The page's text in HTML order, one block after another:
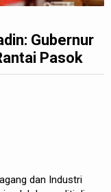
Gubernur
Pasok
dan Industri